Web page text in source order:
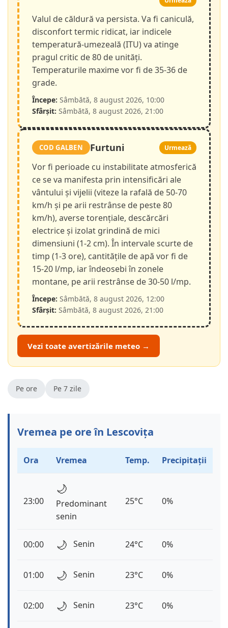
Valul de căldură va persista. Va fi caniculă,
disconfort termic ridicat, iar indicele
temperatură-umezeală (ITU) va atinge
pragul critic de 80 de unități.
Temperaturile maxime vor fi de 35-36 de
grade.
Începe: Sâmbătă, 8 august 2026, 10:00
Sfârșit: Sâmbătă, 8 august 2026, 21:00
COD GALBEN Furtuni Urmează
Vor fi perioade cu instabilitate atmosferică
ce se va manifesta prin intensificări ale
vântului și vijelii (viteze la rafală de 50-70
km/h și pe arii restrânse de peste 80
km/h), averse torențiale, descărcări
electrice și izolat grindină de mici
dimensiuni (1-2 cm). În intervale scurte de
timp (1-3 ore), cantitățile de apă vor fi de
15-20 l/mp, iar îndeosebi în zonele
montane, pe arii restrânse de 30-50 l/mp.
Începe: Sâmbătă, 8 august 2026, 12:00
Sfârșit: Sâmbătă, 8 august 2026, 21:00
Vezi toate avertizările meteo →
Pe ore Pe 7 zile
Vremea pe ore în Lescovița
Ora Vremea Temp. Precipitații
23:00
🌙
Predominant
senin
25°C 0%
00:00 🌙 Senin 24°C 0%
01:00 🌙 Senin 23°C 0%
02:00 🌙 Senin 23°C 0%